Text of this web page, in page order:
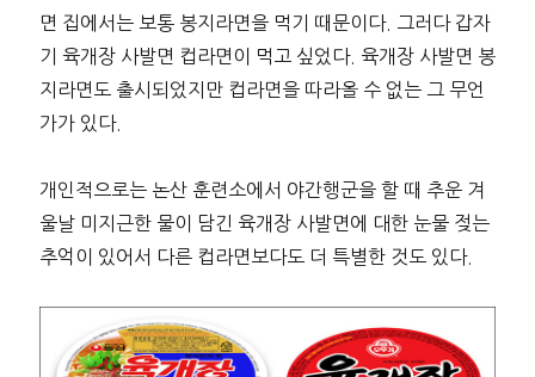
면 집에서는 보통 봉지라면을 먹기 때문이다. 그러다 갑자
기 육개장 사발면 컵라면이 먹고 싶었다. 육개장 사발면 봉
지라면도 출시되었지만 컵라면을 따라올 수 없는 그 무언
가가 있다.
개인적으로는 논산 훈련소에서 야간행군을 할 때 추운 겨
울날 미지근한 물이 담긴 육개장 사발면에 대한 눈물 젖는
추억이 있어서 다른 컵라면보다도 더 특별한 것도 있다.